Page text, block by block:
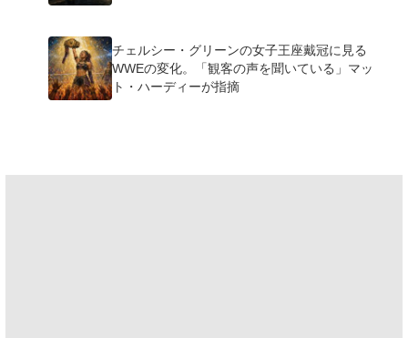
チェルシー・グリーンの女子王座戴冠に見る
WWEの変化。「観客の声を聞いている」マッ
ト・ハーディーが指摘